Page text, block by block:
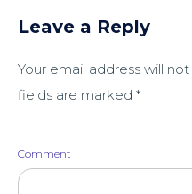
window)
Leave a Reply
Your email address will
fields are marked *
Comment